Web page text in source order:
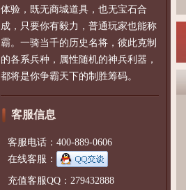
体验，既无商城道具，也无宝石合
成，只要你有毅力，普通玩家也能称
霸。一骑当千的历史名将，彼此克制
的各系兵种，属性随机的神兵利器，
都将是你争霸天下的制胜筹码。
客服信息
客服电话：400-889-0606
在线客服：
充值客服QQ：279432888